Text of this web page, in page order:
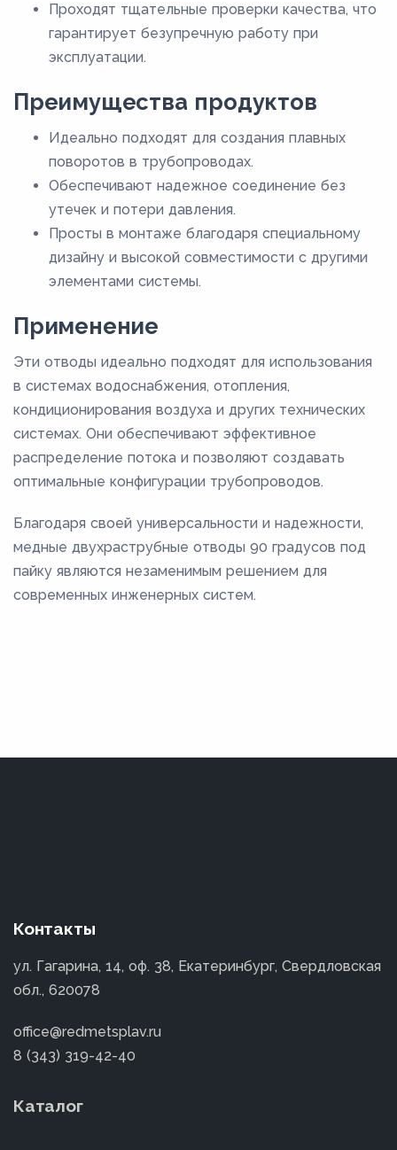
Проходят тщательные проверки качества, что
гарантирует безупречную работу при
эксплуатации.
Преимущества продуктов
Идеально подходят для создания плавных
поворотов в трубопроводах.
Обеспечивают надежное соединение без
утечек и потери давления.
Просты в монтаже благодаря специальному
дизайну и высокой совместимости с другими
элементами системы.
Применение
Эти отводы идеально подходят для использования
в системах водоснабжения, отопления,
кондиционирования воздуха и других технических
системах. Они обеспечивают эффективное
распределение потока и позволяют создавать
оптимальные конфигурации трубопроводов.
Благодаря своей универсальности и надежности,
медные двухраструбные отводы 90 градусов под
пайку являются незаменимым решением для
современных инженерных систем.
Контакты
ул. Гагарина, 14, оф. 38, Екатеринбург, Свердловская
обл., 620078
office@redmetsplav.ru
8 (343) 319-42-40
Каталог